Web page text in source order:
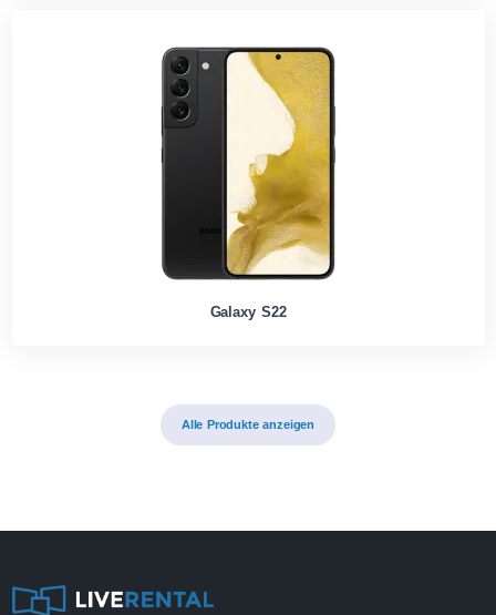
Galaxy S22
Alle Produkte anzeigen